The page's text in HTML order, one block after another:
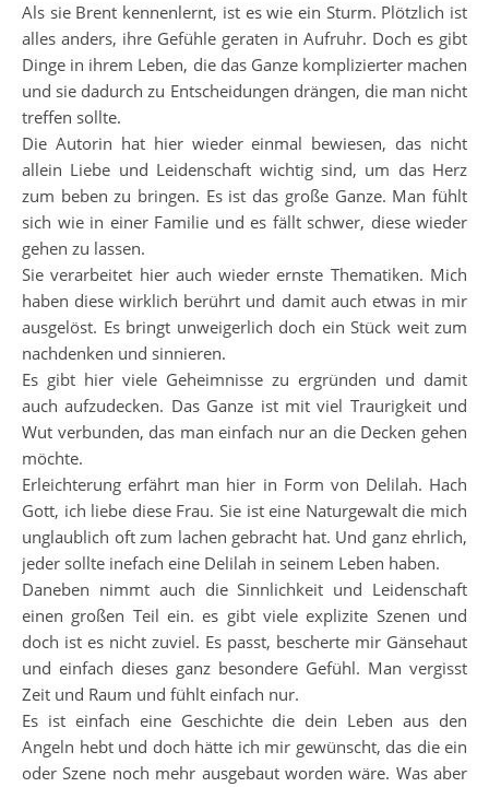
Als sie Brent kennenlernt, ist es wie ein Sturm. Plötzlich ist
alles anders, ihre Gefühle geraten in Aufruhr. Doch es gibt
Dinge in ihrem Leben, die das Ganze komplizierter machen
und sie dadurch zu Entscheidungen drängen, die man nicht
treffen sollte.
Die Autorin hat hier wieder einmal bewiesen, das nicht
allein Liebe und Leidenschaft wichtig sind, um das Herz
zum beben zu bringen. Es ist das große Ganze. Man fühlt
sich wie in einer Familie und es fällt schwer, diese wieder
gehen zu lassen.
Sie verarbeitet hier auch wieder ernste Thematiken. Mich
haben diese wirklich berührt und damit auch etwas in mir
ausgelöst. Es bringt unweigerlich doch ein Stück weit zum
nachdenken und sinnieren.
Es gibt hier viele Geheimnisse zu ergründen und damit
auch aufzudecken. Das Ganze ist mit viel Traurigkeit und
Wut verbunden, das man einfach nur an die Decken gehen
möchte.
Erleichterung erfährt man hier in Form von Delilah. Hach
Gott, ich liebe diese Frau. Sie ist eine Naturgewalt die mich
unglaublich oft zum lachen gebracht hat. Und ganz ehrlich,
jeder sollte inefach eine Delilah in seinem Leben haben.
Daneben nimmt auch die Sinnlichkeit und Leidenschaft
einen großen Teil ein. es gibt viele explizite Szenen und
doch ist es nicht zuviel. Es passt, bescherte mir Gänsehaut
und einfach dieses ganz besondere Gefühl. Man vergisst
Zeit und Raum und fühlt einfach nur.
Es ist einfach eine Geschichte die dein Leben aus den
Angeln hebt und doch hätte ich mir gewünscht, das die ein
oder Szene noch mehr ausgebaut worden wäre. Was aber